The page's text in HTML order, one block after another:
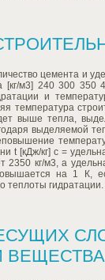
цемента и
м3] 240 300 350
и
температура
выше тепла,
выделяемой
t [кДж/кг] с =
2350 кг/м3, а
на 1 К,
теплоты гидратации.